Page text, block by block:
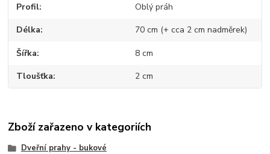
Profil Oblý práh
Délka 70 cm (+ cca 2 cm nadměrek)
Šířka 8 cm
Tloušťka 2 cm
Zboží zařazeno v kategoriích
Dveřní prahy - bukové